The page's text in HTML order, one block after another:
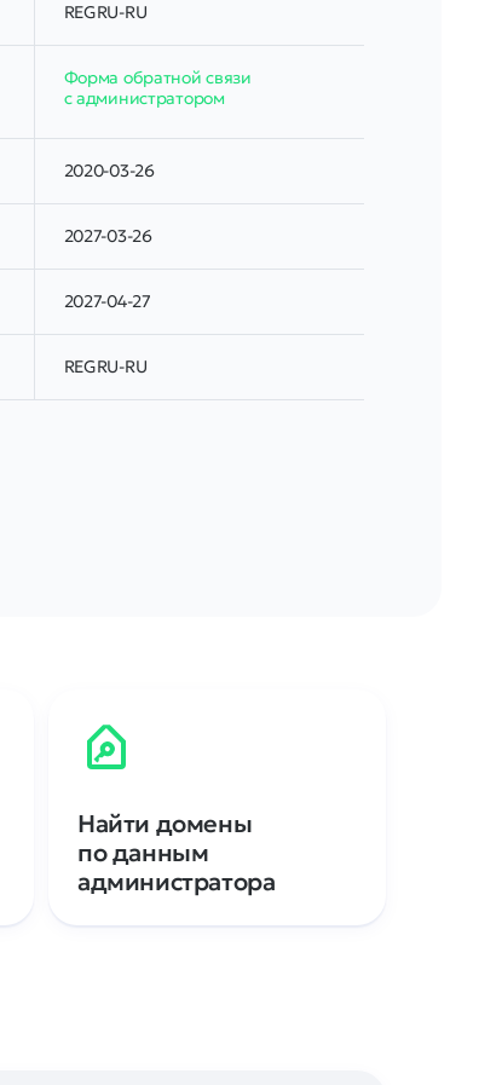
REGRU-RU
Форма обратной связи
с администратором
2020-03-26
2027-03-26
2027-04-27
REGRU-RU
Найти домены
по данным
администратора